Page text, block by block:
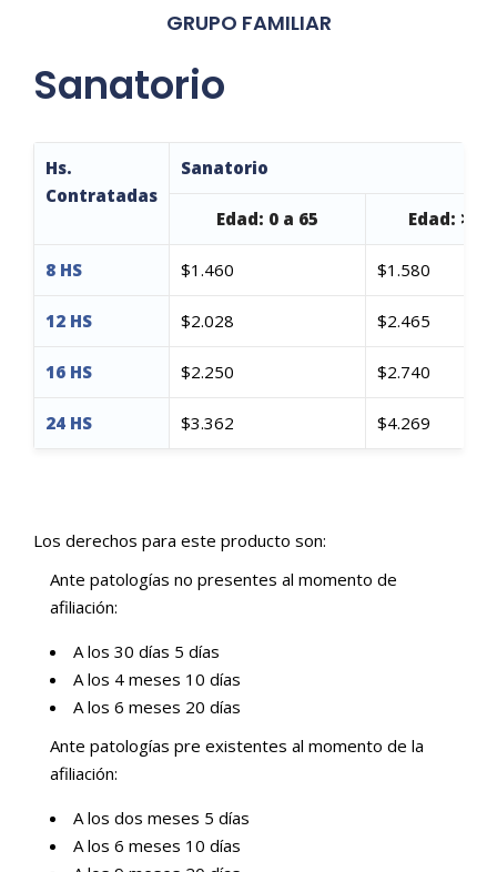
GRUPO FAMILIAR
Sanatorio
Hs.
Contratadas
Sanatorio
Edad: 0 a 65 Edad: >66
8 HS $1.460 $1.580
12 HS $2.028 $2.465
16 HS $2.250 $2.740
24 HS $3.362 $4.269
Los derechos para este producto son:
Ante patologías no presentes al momento de
afiliación:
A los 30 días 5 días
A los 4 meses 10 días
A los 6 meses 20 días
Ante patologías pre existentes al momento de la
afiliación:
A los dos meses 5 días
A los 6 meses 10 días